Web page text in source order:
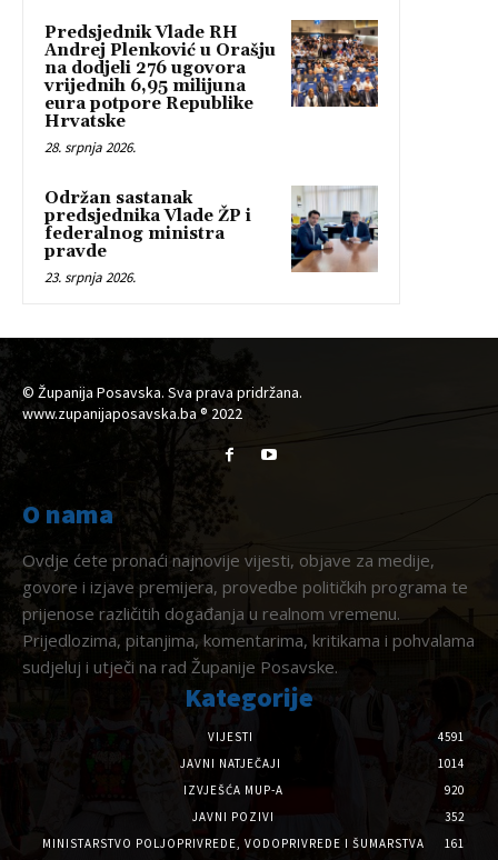
Predsjednik Vlade RH
Andrej Plenković u Orašju
na dodjeli 276 ugovora
vrijednih 6,95 milijuna
eura potpore Republike
Hrvatske
28. srpnja 2026.
Održan sastanak
predsjednika Vlade ŽP i
federalnog ministra
pravde
23. srpnja 2026.
© Županija Posavska. Sva prava pridržana.
www.zupanijaposavska.ba ® 2022
O nama
Ovdje ćete pronaći najnovije vijesti, objave za medije,
govore i izjave premijera, provedbe političkih programa te
prijenose različitih događanja u realnom vremenu.
Prijedlozima, pitanjima, komentarima, kritikama i pohvalama
sudjeluj i utječi na rad Županije Posavske.
Kategorije
VIJESTI
4591
JAVNI NATJEČAJI
1014
IZVJEŠĆA MUP-A
920
JAVNI POZIVI
352
MINISTARSTVO POLJOPRIVREDE, VODOPRIVREDE I ŠUMARSTVA
161